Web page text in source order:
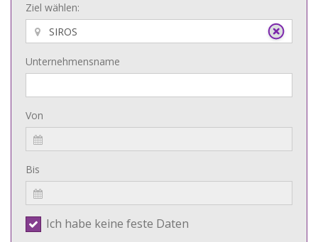
Ziel wählen:
Unternehmensname
Von
Bis
Ich habe keine feste Daten